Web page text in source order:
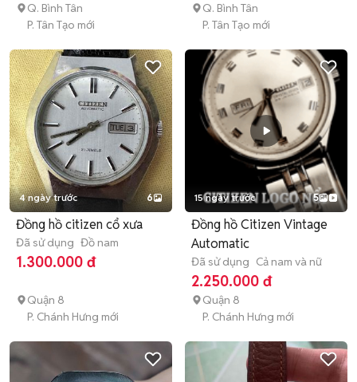
Q. Bình Tân
P. Tân Tạo mới
Q. Bình Tân
P. Tân Tạo mới
4 ngày trước 6
Đồng hồ citizen cổ xưa
Đã sử dụng Đồ nam
1.300.000 đ
Quận 8
P. Chánh Hưng mới
15 ngày trước 5
Đồng hồ Citizen Vintage
Automatic
Đã sử dụng Cả nam và nữ
2.250.000 đ
Quận 8
P. Chánh Hưng mới